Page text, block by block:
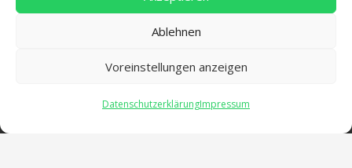
Ablehnen
Voreinstellungen anzeigen
DatenschutzerklärungImpressum